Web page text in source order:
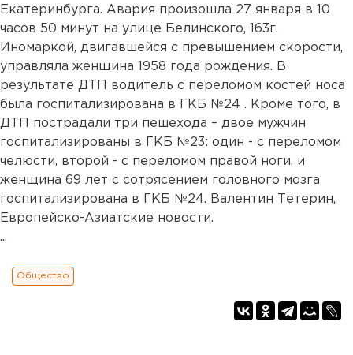
Екатеринбурга. Авария произошла 27 января в 10
часов 50 минут на улице Белинского, 163г.
Иномаркой, двигавшейся с превышением скорости,
управляла женщина 1958 года рождения. В
результате ДТП водитель с переломом костей носа
была госпитализирована в ГКБ №24 . Кроме того, в
ДТП пострадали три пешехода – двое мужчин
госпитализированы в ГКБ №23: один - с переломом
челюсти, второй - с переломом правой ноги, и
женщина 69 лет с сотрясением головного мозга
госпитализирована в ГКБ №24. Валентин Тетерин,
Европейско-Азиатские новости.
...
Общество